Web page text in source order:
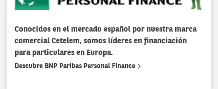
Conocidos en el mercado español por nuestra marca
comercial Cetelem, somos líderes en financiación
para particulares en Europa.
Descubre BNP Paribas Personal Finance